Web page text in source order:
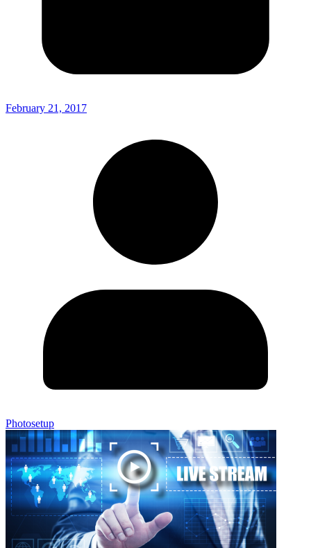
February 21, 2017
Photosetup